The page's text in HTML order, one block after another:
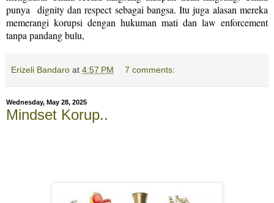
punya dignity dan respect sebagai bangsa. Itu juga alasan mereka
memerangi korupsi dengan hukuman mati dan law enforcement
tanpa pandang bulu,
Erizeli Bandaro at 4:57 PM 7 comments:
Wednesday, May 28, 2025
Mindset Korup..